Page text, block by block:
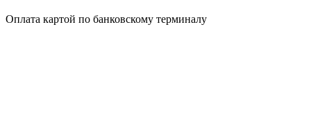
Оплата картой по банковскому терминалу